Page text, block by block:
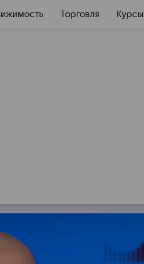
Торговля Курсы
провел
жилья для